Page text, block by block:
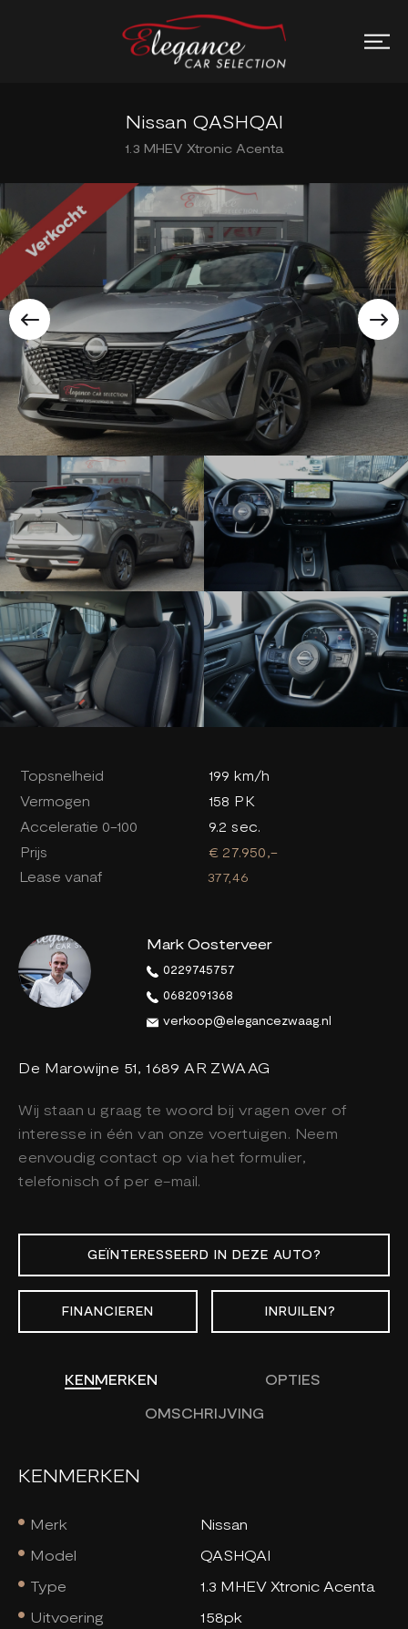
Nissan QASHQAI
1.3 MHEV Xtronic Acenta
Topsnelheid
199 km/h
Vermogen
158 PK
Acceleratie 0-100
9.2 sec.
Prijs
€ 27.950,-
Lease vanaf
377,46
Mark Oosterveer
0229745757
0682091368
verkoop@elegancezwaag.nl
De Marowijne 51, 1689 AR ZWAAG
Wij staan u graag te woord bij vragen over of
interesse in één van onze voertuigen. Neem
eenvoudig contact op via het formulier,
telefonisch of per e-mail.
GEÏNTERESSEERD IN DEZE AUTO?
FINANCIEREN INRUILEN?
KENMERKEN OPTIES
OMSCHRIJVING
KENMERKEN
Merk
Nissan
Model
QASHQAI
Type
1.3 MHEV Xtronic Acenta
Uitvoering
158pk